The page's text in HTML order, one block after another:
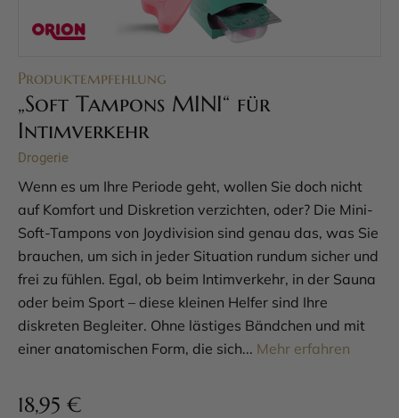
Produktempfehlung
„Soft Tampons MINI“ für
Intimverkehr
Drogerie
Wenn es um Ihre Periode geht, wollen Sie doch nicht
auf Komfort und Diskretion verzichten, oder? Die Mini-
Soft-Tampons von Joydivision sind genau das, was Sie
brauchen, um sich in jeder Situation rundum sicher und
frei zu fühlen. Egal, ob beim Intimverkehr, in der Sauna
oder beim Sport – diese kleinen Helfer sind Ihre
diskreten Begleiter. Ohne lästiges Bändchen und mit
einer anatomischen Form, die sich... Mehr erfahren
18,95 €